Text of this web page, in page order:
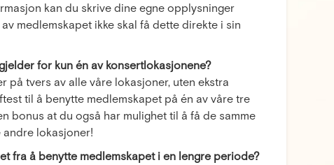
kan du skrive dine egne opplysninger
medlemskapet ikke skal få dette direkte i sin
for kun én av konsertlokasjonene?
på tvers av alle våre lokasjoner, uten ekstra
til å benytte medlemskapet på én av våre tre
bonus at du også har mulighet til å få de samme
lokasjoner!
fra å benytte medlemskapet i en lengre periode?